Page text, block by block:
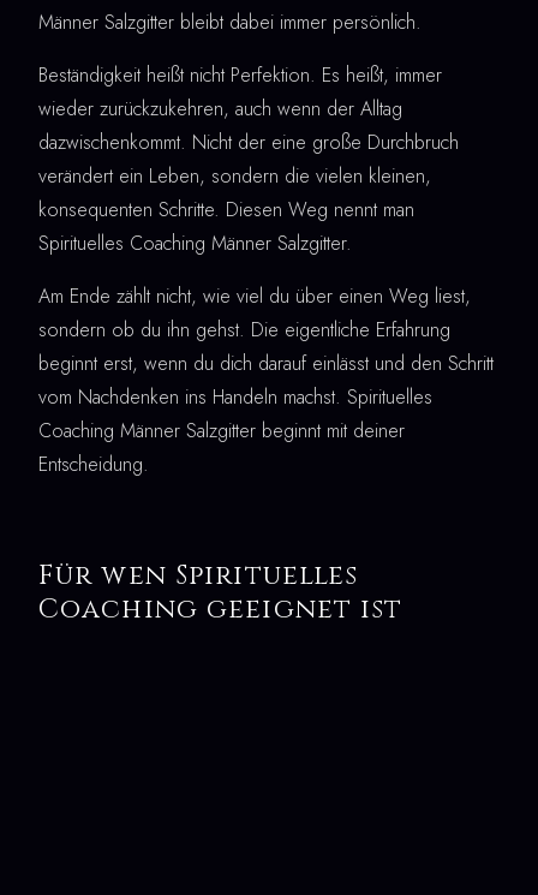
Männer Salzgitter bleibt dabei immer persönlich.
Beständigkeit heißt nicht Perfektion. Es heißt, immer
wieder zurückzukehren, auch wenn der Alltag
dazwischenkommt. Nicht der eine große Durchbruch
verändert ein Leben, sondern die vielen kleinen,
konsequenten Schritte. Diesen Weg nennt man
Spirituelles Coaching Männer Salzgitter.
Am Ende zählt nicht, wie viel du über einen Weg liest,
sondern ob du ihn gehst. Die eigentliche Erfahrung
beginnt erst, wenn du dich darauf einlässt und den Schritt
vom Nachdenken ins Handeln machst. Spirituelles
Coaching Männer Salzgitter beginnt mit deiner
Entscheidung.
Für wen Spirituelles
Coaching geeignet ist